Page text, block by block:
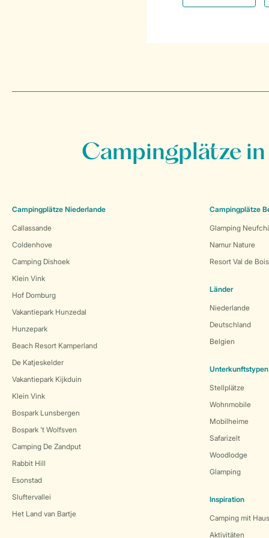
Campingplätze
Campingplätze Niederlande
Callassande
Coldenhove
Camping Dishoek
Klein Vink
Hof Domburg
Vakantiepark Hunzedal
Hunzepark
Beach Resort Kamperland
De Katjeskelder
Vakantiepark Kijkduin
Klein Vink
Bospark Lunsbergen
Bospark 't Wolfsven
Camping De Zandput
Rabbit Hill
Esonstad
Sluftervallei
Het Land van Bartje
Campingplätze
Glamping
Namur Nature
Resort Val de
Länder
Niederlande
Deutschland
Belgien
Unterkunftstypen
Stellplätze
Wohnmobile
Mobilheime
Safarizelt
Woodlodge
Glamping
Inspiration
Camping mit
Aktivitäten